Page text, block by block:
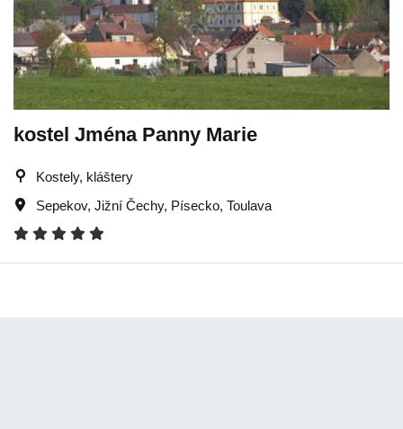
kostel Jména Panny Marie
Kostely, kláštery
Sepekov, Jižní Čechy, Písecko, Toulava